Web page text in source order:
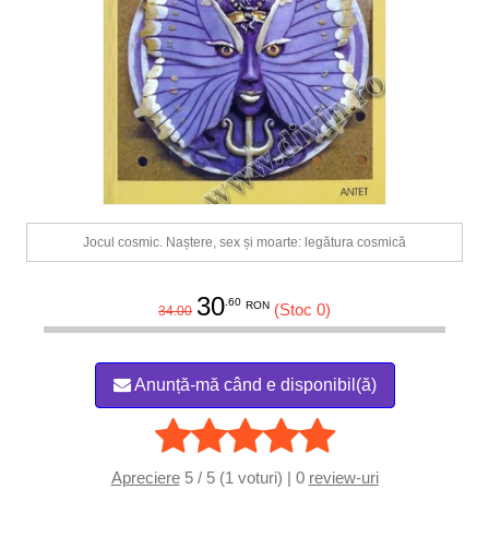
Jocul cosmic. Naștere, sex și moarte: legătura cosmică
34.00 30.60 RON (Stoc 0)
Anunță-mă când e disponibil(ă)
Apreciere5 / 5 (1 voturi) | 0 review-uri